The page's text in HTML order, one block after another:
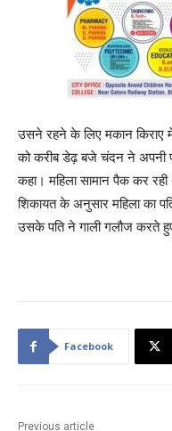
उसने रहने के लिए मकान किराए
को करीब डेढ़ बजे चंदन ने अपनी
कहा। महिला सामान पैक कर
शिकायत के अनुसार महिला का
उसके पति ने गाली गलौज करते
Facebook
Previous article